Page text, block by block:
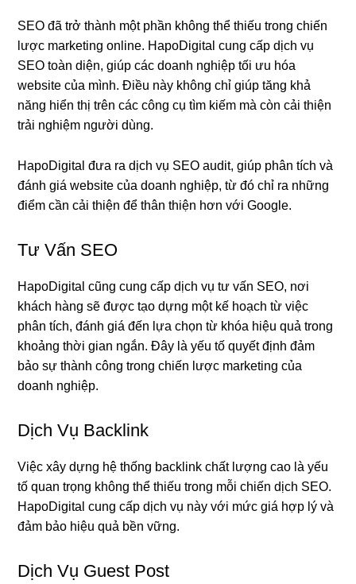
SEO đã trở thành một phần không thể thiếu trong chiến
lược marketing online. HapoDigital cung cấp dịch vụ
SEO toàn diện, giúp các doanh nghiệp tối ưu hóa
website của mình. Điều này không chỉ giúp tăng khả
năng hiển thị trên các công cụ tìm kiếm mà còn cải thiện
trải nghiệm người dùng.
HapoDigital đưa ra dịch vụ SEO audit, giúp phân tích và
đánh giá website của doanh nghiệp, từ đó chỉ ra những
điểm cần cải thiện để thân thiện hơn với Google.
Tư Vấn SEO
HapoDigital cũng cung cấp dịch vụ tư vấn SEO, nơi
khách hàng sẽ được tạo dựng một kế hoạch từ việc
phân tích, đánh giá đến lựa chọn từ khóa hiệu quả trong
khoảng thời gian ngắn. Đây là yếu tố quyết định đảm
bảo sự thành công trong chiến lược marketing của
doanh nghiệp.
Dịch Vụ Backlink
Việc xây dựng hệ thống backlink chất lượng cao là yếu
tố quan trọng không thể thiếu trong mỗi chiến dịch SEO.
HapoDigital cung cấp dịch vụ này với mức giá hợp lý và
đảm bảo hiệu quả bền vững.
Dịch Vụ Guest Post